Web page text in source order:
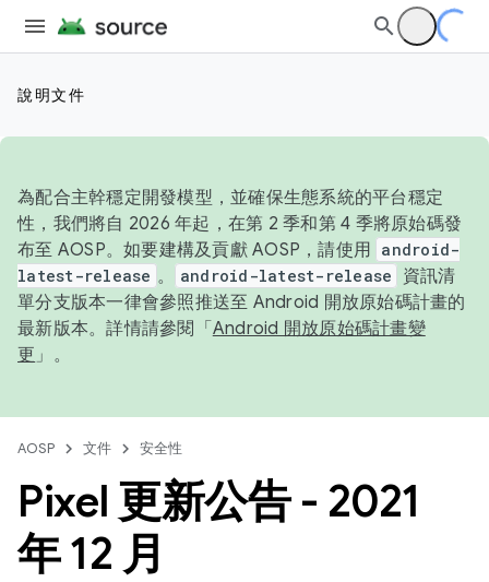
說明文件
為配合主幹穩定開發模型，並確保生態系統的平台穩定
性，我們將自 2026 年起，在第 2 季和第 4 季將原始碼發
布至 AOSP。如要建構及貢獻 AOSP，請使用 android-
latest-release 。 android-latest-release
資訊清
單分支版本一律會參照推送至 Android 開放原始碼計畫的
最新版本。詳情請參閱「 Android 開放原始碼計畫變
更 」。
AOSP 文件 安全性
Pixel 更新公告 - 2021
年 12 月